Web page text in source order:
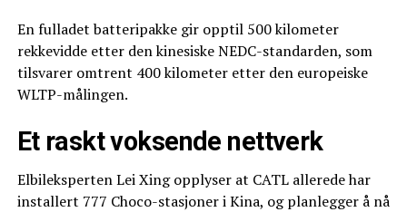
En fulladet batteripakke gir opptil 500 kilometer
rekkevidde etter den kinesiske NEDC-standarden, som
tilsvarer omtrent 400 kilometer etter den europeiske
WLTP-målingen.
Et raskt voksende nettverk
Elbileksperten Lei Xing opplyser at CATL allerede har
installert 777 Choco-stasjoner i Kina, og planlegger å nå